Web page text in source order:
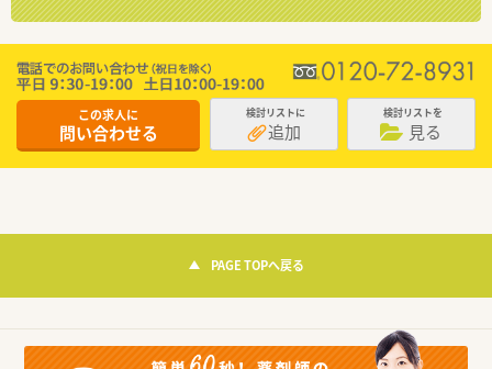
この求人に
問い合わせる
検討リストに
追加
検討リストを
見る
PAGE TOPへ戻る